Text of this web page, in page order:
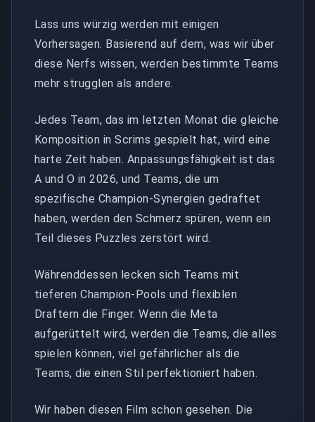
Lass uns würzig werden mit einigen
Vorhersagen. Basierend auf dem, was wir über
diese Nerfs wissen, werden bestimmte Teams
mehr strugglen als andere.
Jedes Team, das im letzten Monat die gleiche
Komposition in Scrims gespielt hat, wird eine
harte Zeit haben. Anpassungsfähigkeit ist das
A und O in 2026, und Teams, die um
spezifische Champion-Synergien gedraftet
haben, werden den Schmerz spüren, wenn ein
Teil dieses Puzzles zerstört wird.
Währenddessen lecken sich Teams mit
tieferen Champion-Pools und flexiblen
Draftern die Finger. Wenn die Meta
aufgerüttelt wird, werden die Teams, die alles
spielen können, viel gefährlicher als die
Teams, die einen Stil perfektioniert haben.
Wir haben diesen Film schon gesehen. Die